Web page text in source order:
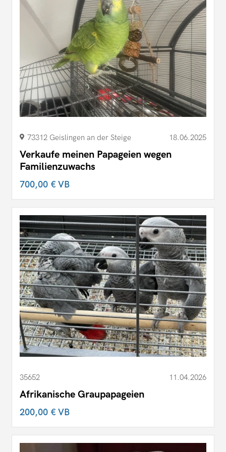
73312 Geislingen an der Steige 18.06.2025
Verkaufe meinen Papageien wegen
Familienzuwachs
700,00 €VB
35652 11.04.2026
Afrikanische Graupapageien
200,00 €VB